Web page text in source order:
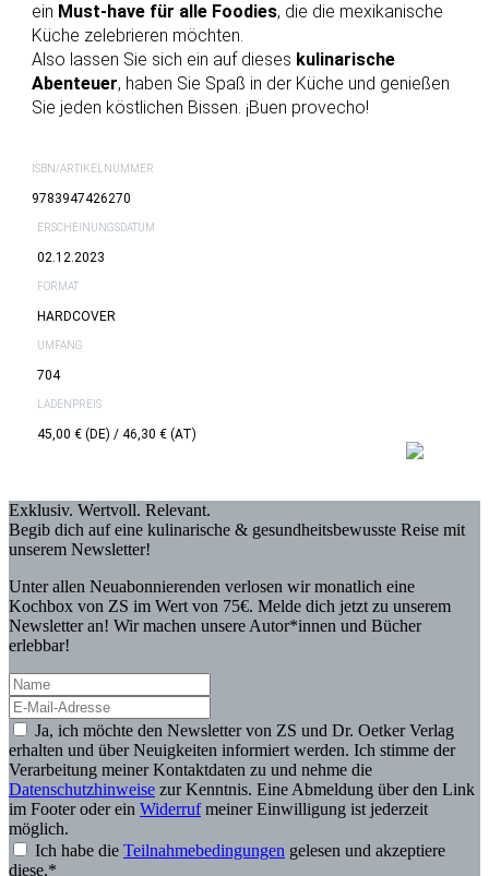
ein Must-have für alle Foodies, die die mexikanische
Küche zelebrieren möchten.
Also lassen Sie sich ein auf dieses kulinarische
Abenteuer, haben Sie Spaß in der Küche und genießen
Sie jeden köstlichen Bissen. ¡Buen provecho!
ISBN/ARTIKELNUMMER
9783947426270
ERSCHEINUNGSDATUM
02.12.2023
FORMAT
HARDCOVER
UMFANG
704
LADENPREIS
45,00 € (DE) / 46,30 € (AT)
Exklusiv. Wertvoll. Relevant.
Begib dich auf eine kulinarische & gesundheitsbewusste Reise mit
unserem Newsletter!
Unter allen Neuabonnierenden verlosen wir monatlich eine
Kochbox von ZS im Wert von 75€. Melde dich jetzt zu unserem
Newsletter an! Wir machen unsere Autor*innen und Bücher
erlebbar!
Ja, ich möchte den Newsletter von ZS und Dr. Oetker Verlag
erhalten und über Neuigkeiten informiert werden. Ich stimme der
Verarbeitung meiner Kontaktdaten zu und nehme die
Datenschutzhinweise zur Kenntnis. Eine Abmeldung über den Link
im Footer oder ein Widerrufmeiner Einwilligung ist jederzeit
möglich.
Ich habe die Teilnahmebedingungen gelesen und akzeptiere
diese.*